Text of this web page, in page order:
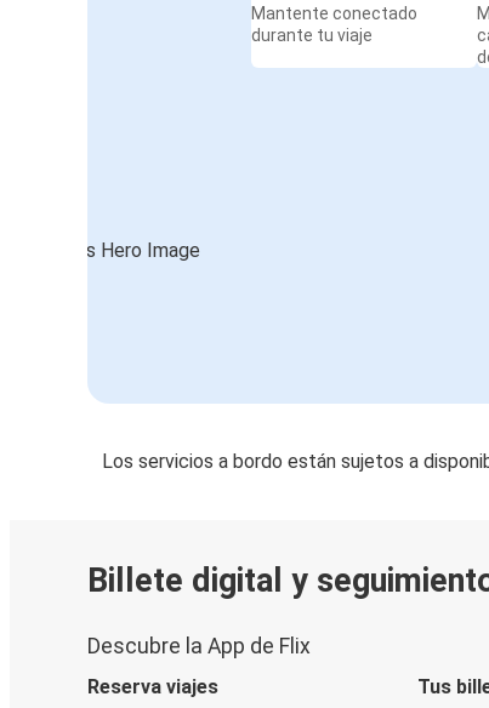
Mantente conectado
durante tu viaje
Los servicios a bordo están sujetos a
Billete digital y
Descubre la App de Flix
Reserva viajes Tus